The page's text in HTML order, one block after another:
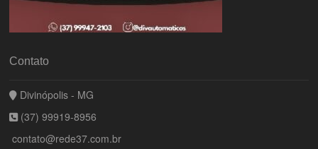
Contato
Divinópolis - MG
(37) 99919-8956
contato@rede37.com.br